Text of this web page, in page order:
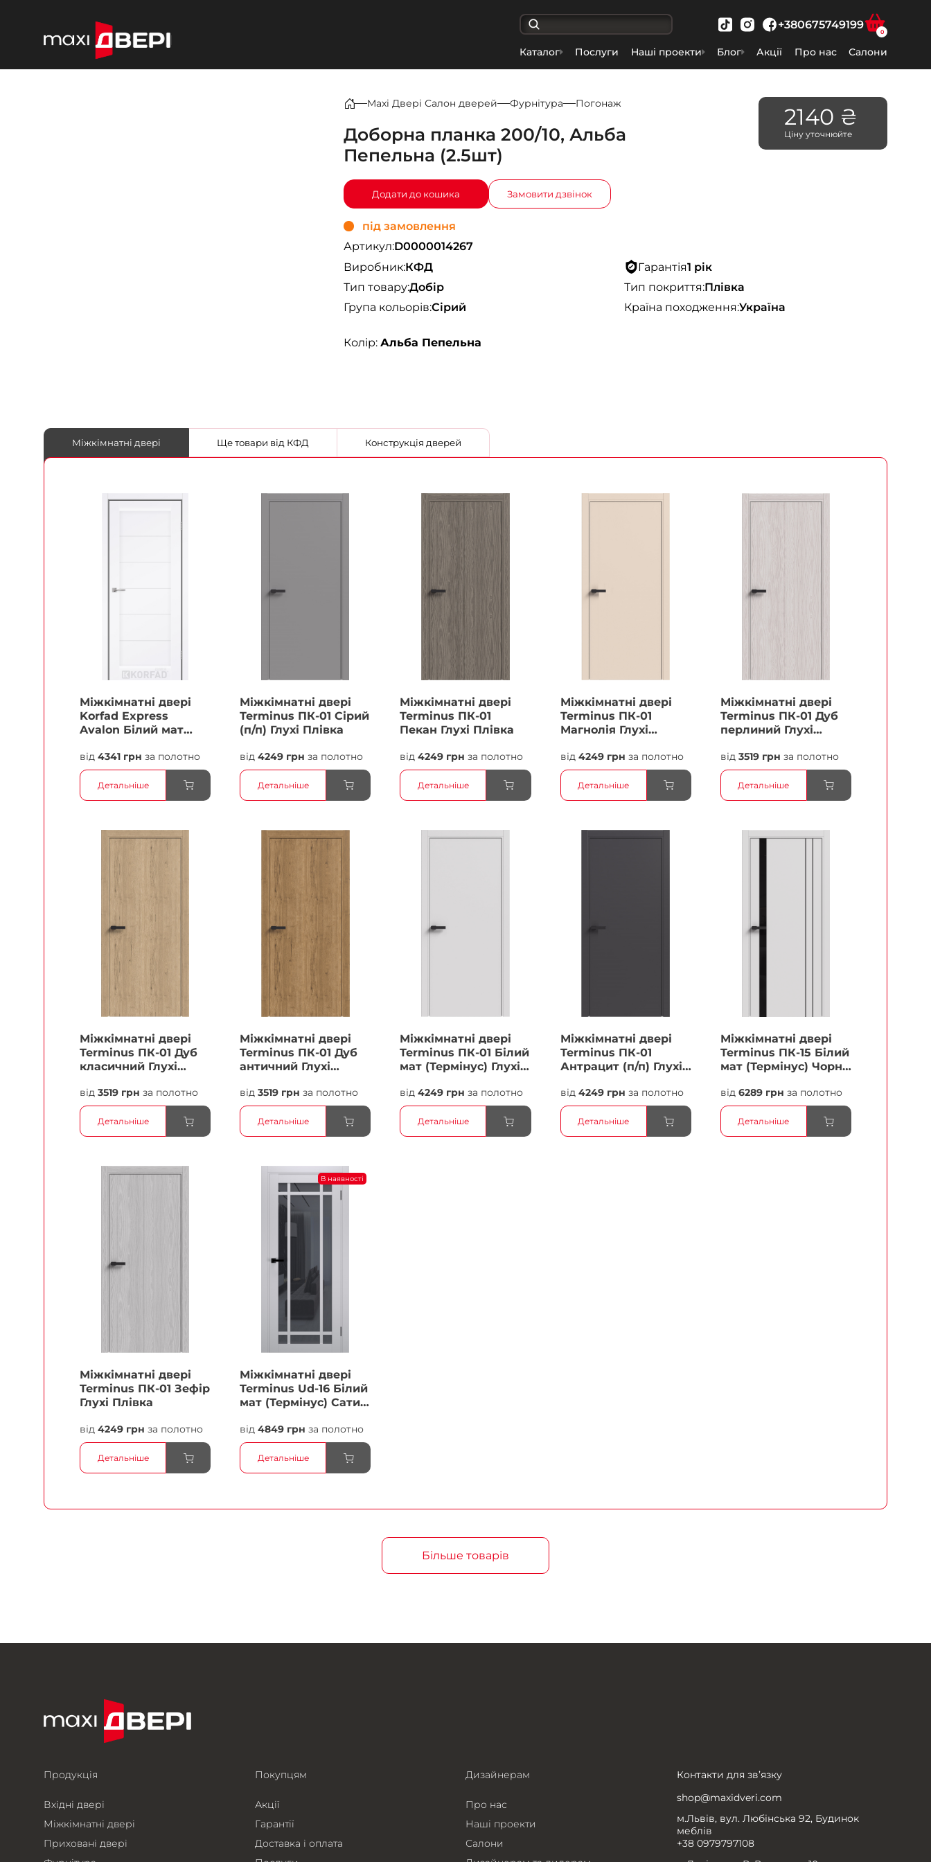
+380675749199
0
Каталог Послуги Наші проекти Блог Акції Про нас Салони
Maxi Двері Салон дверей Фурнітура Погонаж
Доборна планка 200/10, Альба
Пепельна (2.5шт)
Додати до кошика Замовити дзвінок
під замовлення
Артикул:D0000014267
Виробник:КФД Гарантія1 рік
Тип товару:Добір Тип покриття:Плівка
Група кольорів:Сірий Країна походження:Україна
Колір: Альба Пепельна
2140 ₴
Ціну уточнюйте
Міжкімнатні двері Ще товари від КФД Конструкція дверей
Міжкімнатні двері
Korfad Express
Avalon Білий мат
Плівка
від 4341 грн за полотно
Детальніше
Міжкімнатні двері
Terminus ПК-01 Сірий
(п/п) Глухі Плівка
від4249 грн за полотно
Детальніше
Міжкімнатні двері
Terminus ПК-01
Пекан Глухі Плівка
від4249 грн за полотно
Детальніше
Міжкімнатні двері
Terminus ПК-01
Магнолія Глухі
від 4249 грн за полотно
Детальніше
Міжкімнатні двері
Terminus ПК-01 Дуб
перлиний Глухі
від 3519 грн за полотно
Детальніше
Міжкімнатні двері
Terminus ПК-01 Дуб
класичний Глухі
від 3519 грн за полотно
Детальніше
Міжкімнатні двері
Terminus ПК-01 Дуб
античний Глухі
від3519 грн за полотно
Детальніше
Міжкімнатні двері
Terminus ПК-01 Білий
мат (Термінус) Глухі
від4249 грн за полотно
Детальніше
Міжкімнатні двері
Terminus ПК-01
Антрацит (п/п) Глухі
від 4249 грн за полотно
Детальніше
Міжкімнатні двері
Terminus ПК-15 Білий
мат (Термінус) Чорне
від 6289 грн за полотно
Детальніше
Міжкімнатні двері
Terminus ПК-01 Зефір
Глухі Плівка
від 4249 грн за полотно
Детальніше
В наявності
Міжкімнатні двері
Terminus Ud-16 Білий
мат (Термінус) Сатин
від4849 грн за полотно
Детальніше
Більше товарів
Продукція
Вхідні двері
Міжкімнатні двері
Приховані двері
Покупцям
Акції
Гарантії
Доставка і оплата
Дизайнерам
Про нас
Наші проекти
Салони
Контакти для зв’язку
shop@maxidveri.com
м.Львів, вул. Любінська 92, Будинок
меблів
+38 0979797108